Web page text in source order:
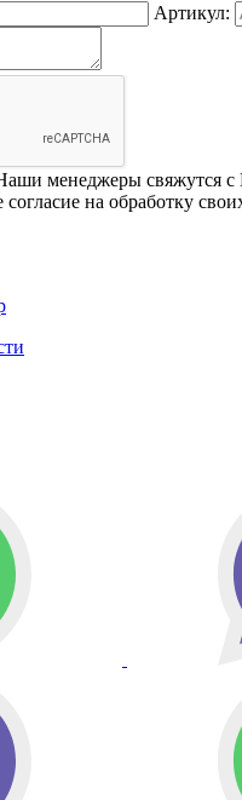
Артикул:
менеджеры свяжутся
на обработку